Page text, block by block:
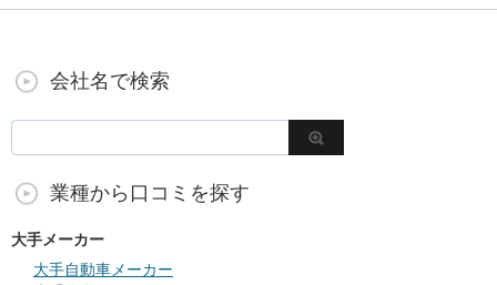
会社名で検索
業種から口コミを探す
大手メーカー
大手自動車メーカー